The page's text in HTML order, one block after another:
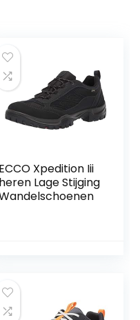
ECCO Xpedition Iii
heren Lage Stijging